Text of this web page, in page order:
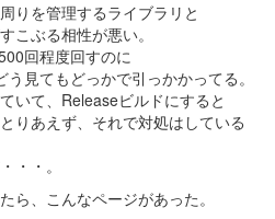
りを管理するライブラリと
こぶる相性が悪い。
回程度回すのに
見てもどっかで引っかかってる。
いて、Releaseビルドにすると
りあえず、それで対処はしている
・・。
ら、こんなページがあった。